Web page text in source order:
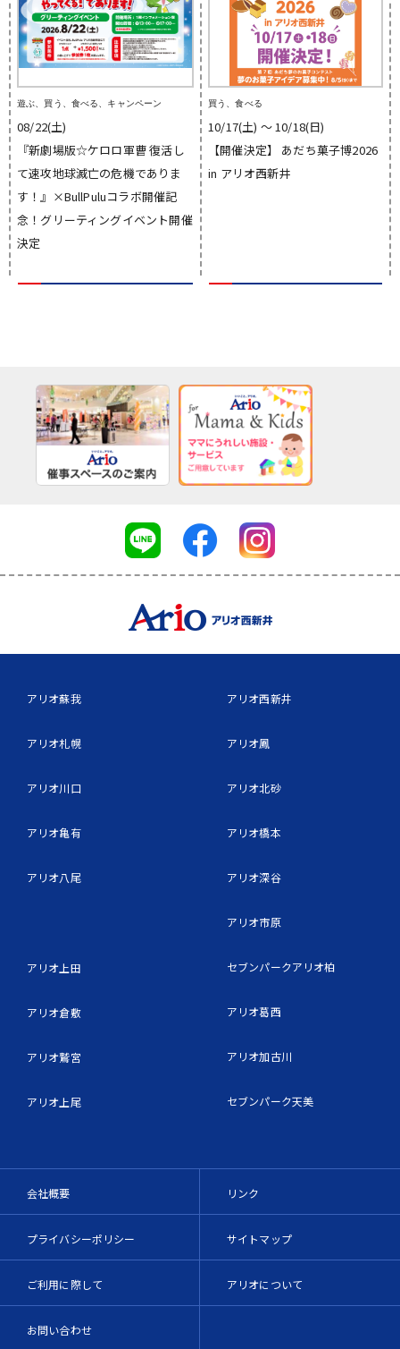
遊ぶ、買う、食べる、キャンペーン
08/22(土)
『新劇場版☆ケロロ軍曹 復活し
て速攻地球滅亡の危機でありま
す！』×BullPuluコラボ開催記
念！グリーティングイベント開催
決定
買う、食べる
10/17(土) 〜 10/18(日)
【開催決定】 あだち菓子博2026
in アリオ西新井
アリオ蘇我
アリオ札幌
アリオ川口
アリオ亀有
アリオ八尾
アリオ上田
アリオ倉敷
アリオ鷲宮
アリオ上尾
アリオ西新井
アリオ鳳
アリオ北砂
アリオ橋本
アリオ深谷
アリオ市原
セブンパークアリオ柏
アリオ葛西
アリオ加古川
セブンパーク天美
会社概要
プライバシーポリシー
ご利用に際して
お問い合わせ
リンク
サイトマップ
アリオについて